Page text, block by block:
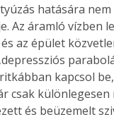
hatására
Az áramló vízben
az épület
kapcsol
csak
és beüzemelt